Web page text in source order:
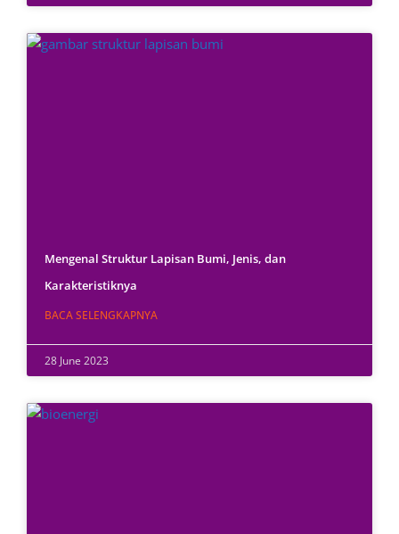
Mengenal Struktur Lapisan Bumi, Jenis, dan
Karakteristiknya
BACA SELENGKAPNYA
28 June 2023